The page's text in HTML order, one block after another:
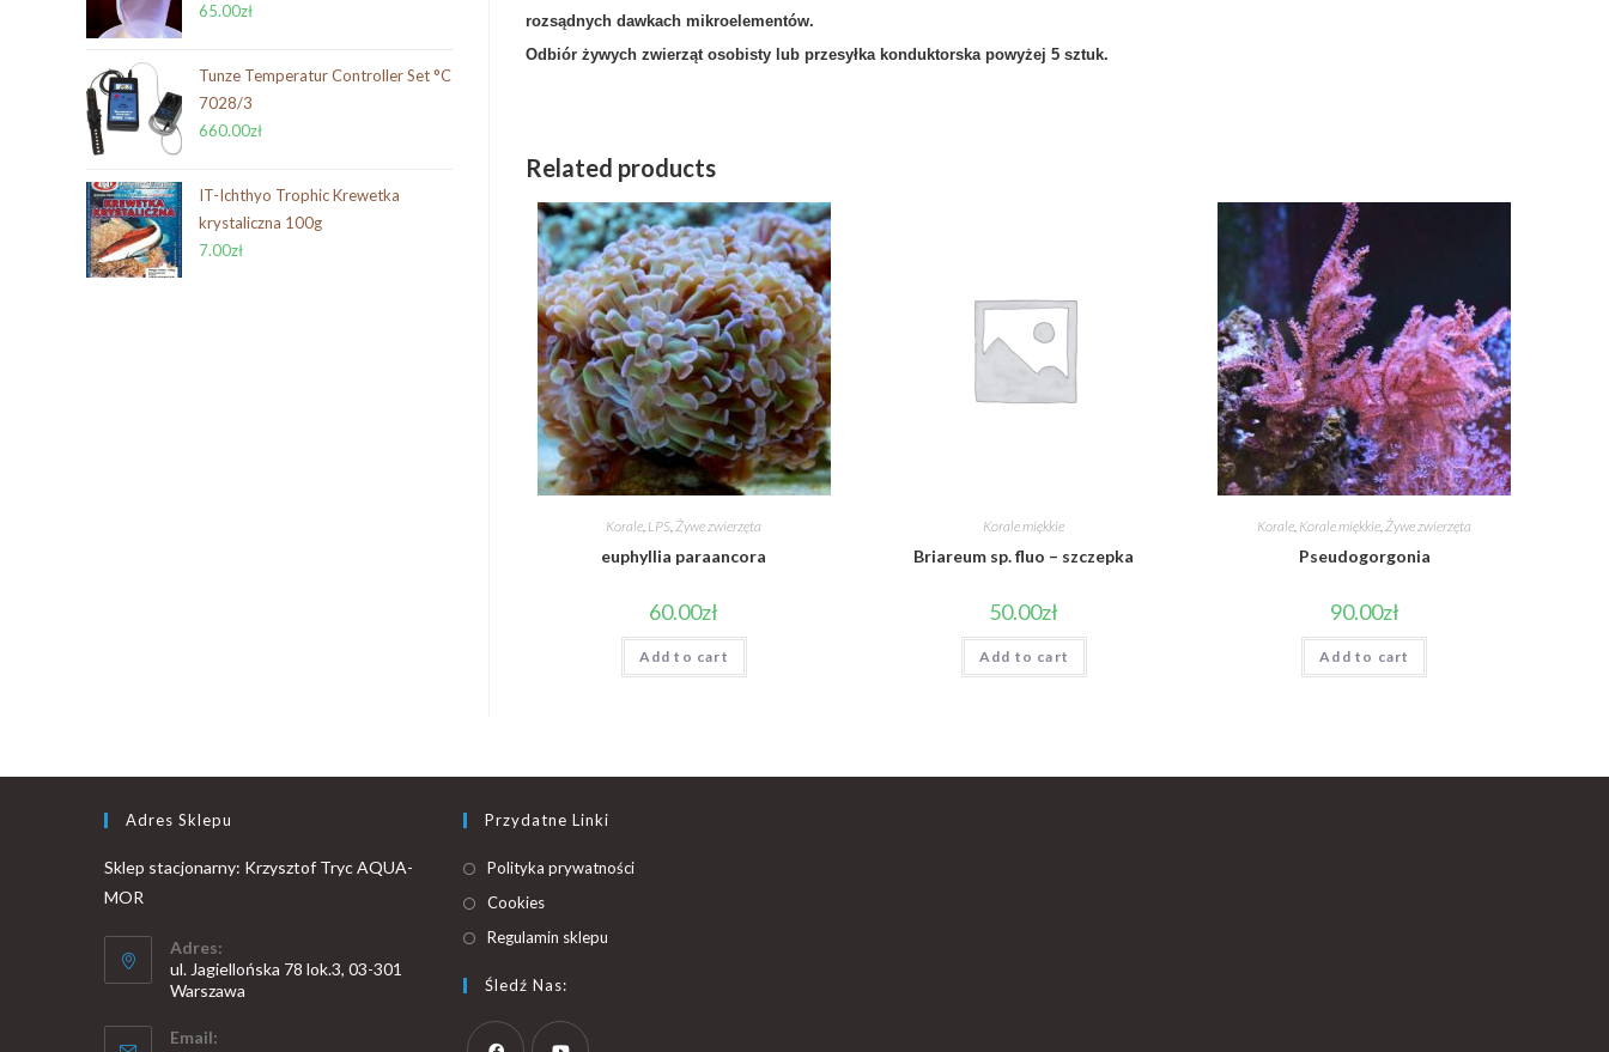
rozsądnych dawkach mikroelementów.
Odbiór żywych zwierząt osobisty lub przesyłka konduktorska powyżej 5 sztuk.
Related products
Korale, LPS,Żywe zwierzęta
euphyllia paraancora
60.00zł
Add to cart
Korale miękkie
Briareum sp. fluo – szczepka
50.00zł
Add to cart
Korale, Korale miękkie,Żywe zwierzęta
Pseudogorgonia
90.00zł
Add to cart
65.00zł
Tunze Temperatur Controller Set °C
7028/3
660.00zł
IT-Ichthyo Trophic Krewetka
krystaliczna 100g
7.00zł
Adres Sklepu
Sklep stacjonarny: Krzysztof Tryc AQUA-
MOR
Adres:
ul. Jagiellońska 78 lok.3, 03-301
Warszawa
Email:
Przydatne Linki
Polityka prywatności
Cookies
Regulamin sklepu
Śledź Nas: